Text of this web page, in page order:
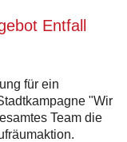
Entfall
für ein
"Wir
Team die